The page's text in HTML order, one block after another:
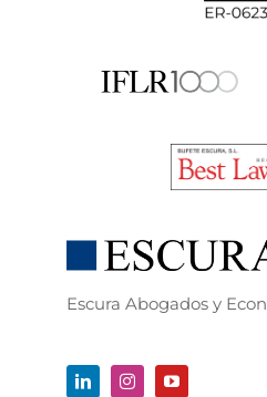
Escura Abogados y